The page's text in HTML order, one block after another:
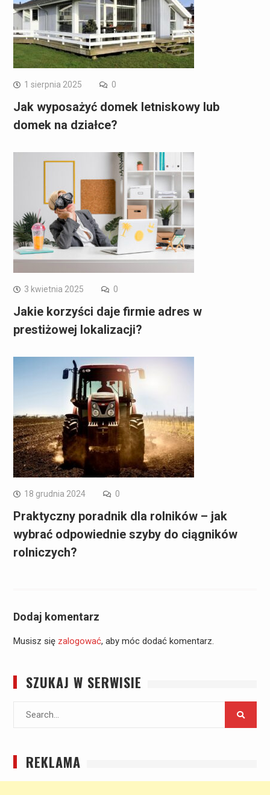
1 sierpnia 2025 0
Jak wyposażyć domek letniskowy lub
domek na działce?
3 kwietnia 2025 0
Jakie korzyści daje firmie adres w
prestiżowej lokalizacji?
18 grudnia 2024 0
Praktyczny poradnik dla rolników – jak
wybrać odpowiednie szyby do ciągników
rolniczych?
Dodaj komentarz
Musisz się zalogować, aby móc dodać komentarz.
SZUKAJ W SERWISIE
REKLAMA